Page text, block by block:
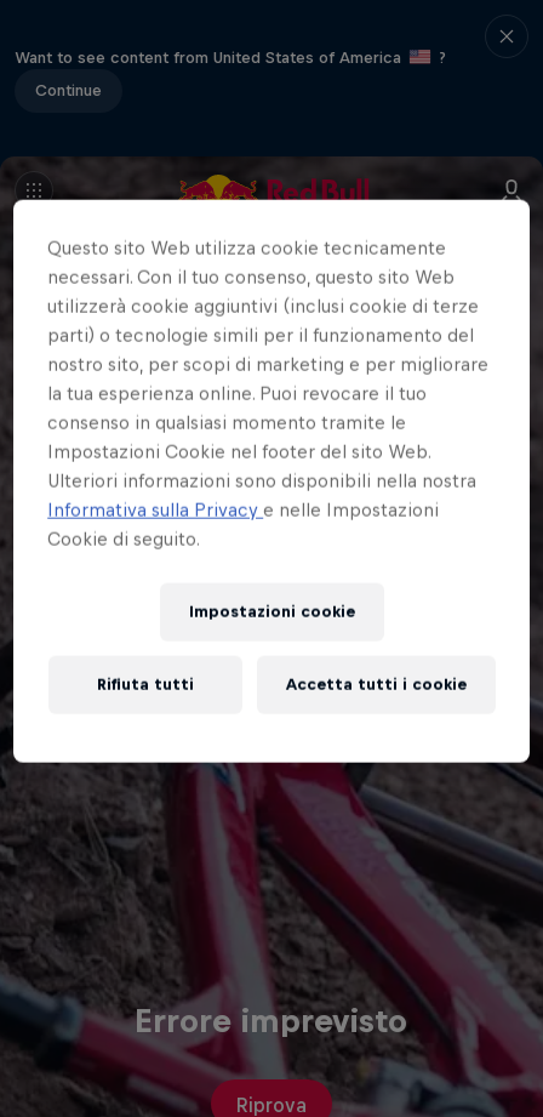
Want to see content from United States of America
?
Continue
Errore imprevisto
Riprova
Questo sito Web utilizza cookie tecnicamente
necessari. Con il tuo consenso, questo sito Web
utilizzerà cookie aggiuntivi (inclusi cookie di terze
parti) o tecnologie simili per il funzionamento del
nostro sito, per scopi di marketing e per migliorare
la tua esperienza online. Puoi revocare il tuo
consenso in qualsiasi momento tramite le
Impostazioni Cookie nel footer del sito Web.
Ulteriori informazioni sono disponibili nella nostra
Informativa sulla Privacye nelle Impostazioni
Cookie di seguito.
Impostazioni cookie
Rifiuta tutti Accetta tutti i cookie